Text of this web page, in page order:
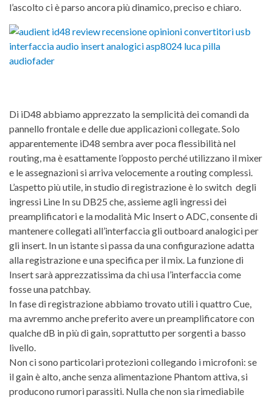
l’ascolto ci è parso ancora più dinamico, preciso e chiaro.
Di iD48 abbiamo apprezzato la semplicità dei comandi da
pannello frontale e delle due applicazioni collegate. Solo
apparentemente iD48 sembra aver poca flessibilità nel
routing, ma è esattamente l’opposto perché utilizzano il mixer
e le assegnazioni si arriva velocemente a routing complessi.
L’aspetto più utile, in studio di registrazione è lo switch degli
ingressi Line In su DB25 che, assieme agli ingressi dei
preamplificatori e la modalità Mic Insert o ADC, consente di
mantenere collegati all’interfaccia gli outboard analogici per
gli insert. In un istante si passa da una configurazione adatta
alla registrazione e una specifica per il mix. La funzione di
Insert sarà apprezzatissima da chi usa l’interfaccia come
fosse una patchbay.
In fase di registrazione abbiamo trovato utili i quattro Cue,
ma avremmo anche preferito avere un preamplificatore con
qualche dB in più di gain, soprattutto per sorgenti a basso
livello.
Non ci sono particolari protezioni collegando i microfoni: se
il gain è alto, anche senza alimentazione Phantom attiva, si
producono rumori parassiti. Nulla che non sia rimediabile